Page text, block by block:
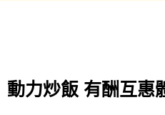
動力炒飯 有酬互惠